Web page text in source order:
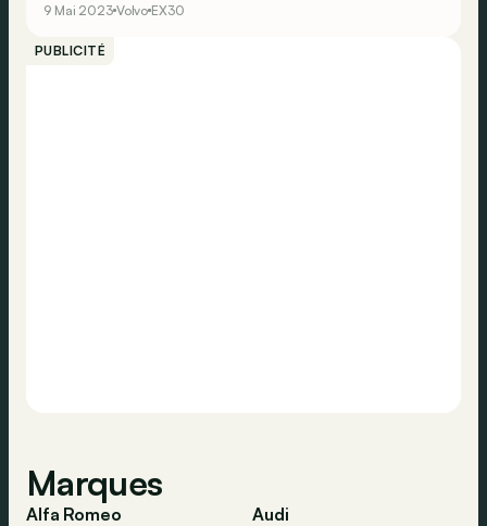
9 Mai 2023 Volvo EX30
PUBLICITÉ
Marques
Alfa Romeo
Audi